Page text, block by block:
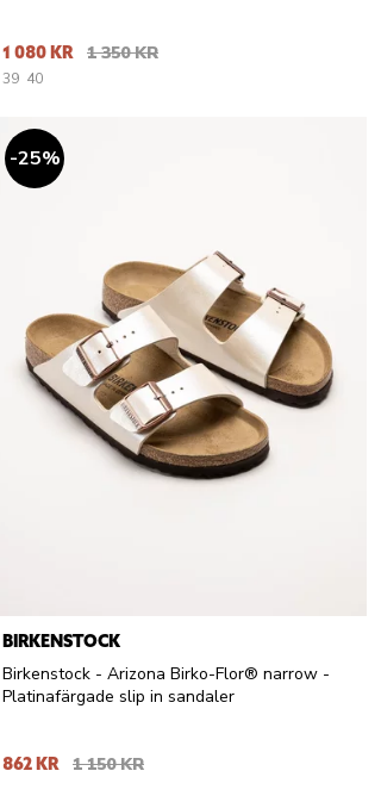
1 080 KR 1 350 KR
39 40
25%
BIRKENSTOCK
Birkenstock - Arizona Birko-Flor® narrow -
Platinafärgade slip in sandaler
862 KR 1 150 KR